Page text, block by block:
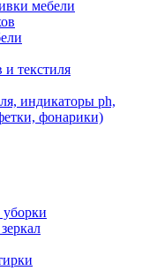
мебели
текстиля
индикаторы ph,
фонарики)